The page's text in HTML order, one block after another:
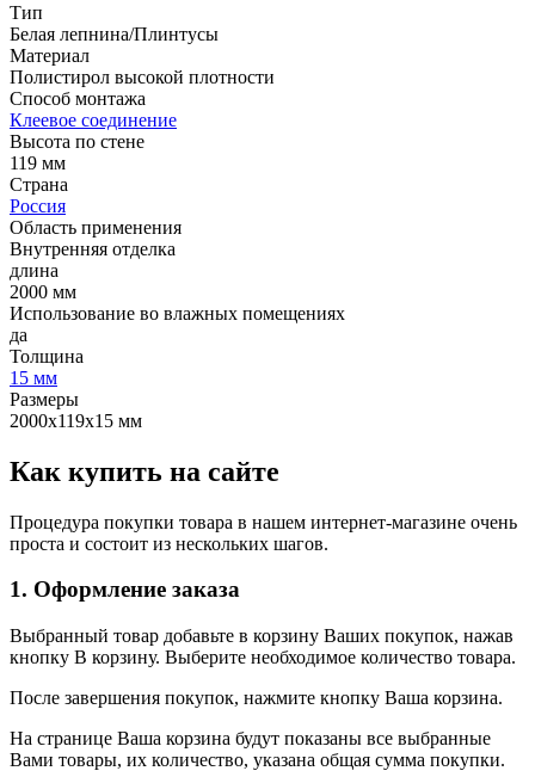
Тип
Белая лепнина/Плинтусы
Материал
Полистирол высокой плотности
Способ монтажа
Клеевое соединение
Высота по стене
119 мм
Страна
Россия
Область применения
Внутренняя отделка
длина
2000 мм
Использование во влажных помещениях
да
Толщина
15 мм
Размеры
2000х119х15 мм
Как купить на сайте
Процедура покупки товара в нашем интернет-магазине очень
проста и состоит из нескольких шагов.
1. Оформление заказа
Выбранный товар добавьте в корзину Ваших покупок, нажав
кнопку В корзину. Выберите необходимое количество товара.
После завершения покупок, нажмите кнопку Ваша корзина.
На странице Ваша корзина будут показаны все выбранные
Вами товары, их количество, указана общая сумма покупки.